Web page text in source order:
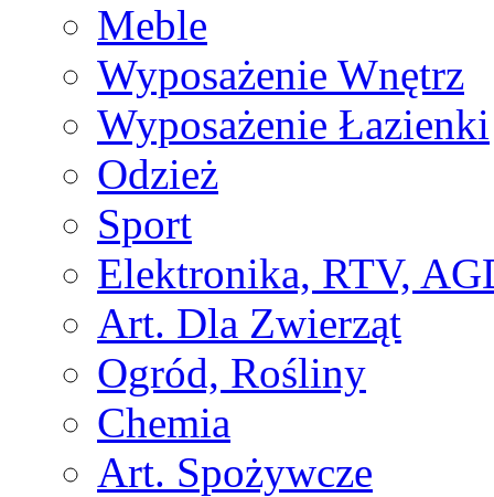
Meble
Wyposażenie Wnętrz
Wyposażenie Łazienki
Odzież
Sport
Elektronika, RTV,
Art. Dla Zwierząt
Ogród, Rośliny
Chemia
Art. Spożywcze